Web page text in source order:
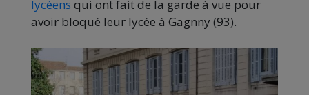
lycéens qui ont fait de la garde à vue pour
avoir bloqué leur lycée à Gagnny (93).